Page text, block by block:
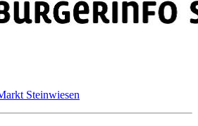
Steinwiesen